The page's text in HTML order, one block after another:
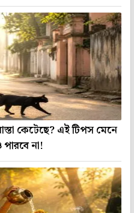
কেটেছে? এই টিপস মেনে
না!